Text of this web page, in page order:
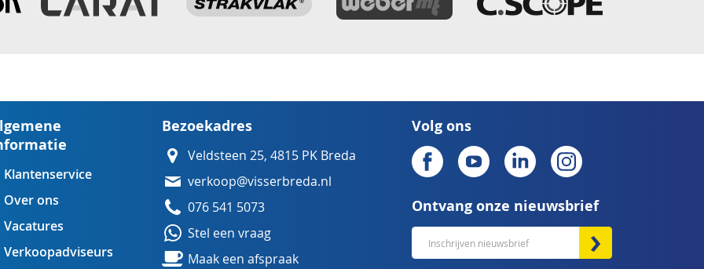
Klantenservice
Over ons
Vacatures
Verkoopadviseurs
Bezoekadres
Veldsteen 25, 4815 PK Breda
verkoop@visserbreda.nl
076 541 5073
Stel een vraag
Maak een afspraak
Volg ons
Ontvang onze nieuwsbrief
Abonneer
u